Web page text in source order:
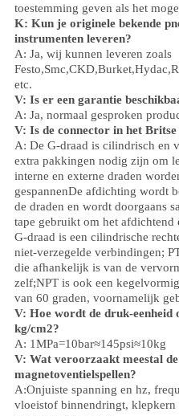
toestemming geven als het
K: Kun je originele bekende
instrumenten leveren?
A: Ja, wij kunnen leveren zoals
etc.
V: Is er een garantie
A: Ja, normaal gesproken
V: Is de connector in het
A: De G-draad is cilindrisch en
extra pakkingen nodig zijn om
interne en externe draden
gespannenDe afdichting wordt
de draden en wordt doorgaans
tape gebruikt om het afdichtend
G-draad is een cilindrische
niet-verzegelde verbindingen;
die afhankelijk is van de
zelf;NPT is ook een
van 60 graden, voornamelijk
V: Hoe wordt de druk-eenheid
kg/cm2?
A: 1MPa=10bar≈145psi≈10kg
V: Wat veroorzaakt meestal
magnetoventielspellen?
A:Onjuiste spanning en hz,
vloeistof binnendringt, klepkern